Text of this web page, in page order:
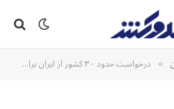
» درخواست حدود ۳۰ کشور از ایران برای امضای توافق‌نامه عبور کشتی‌ها از تنگه هرمز